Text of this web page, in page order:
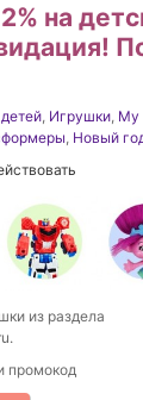
на
Игрушки My
Новый
из раздела
промокод